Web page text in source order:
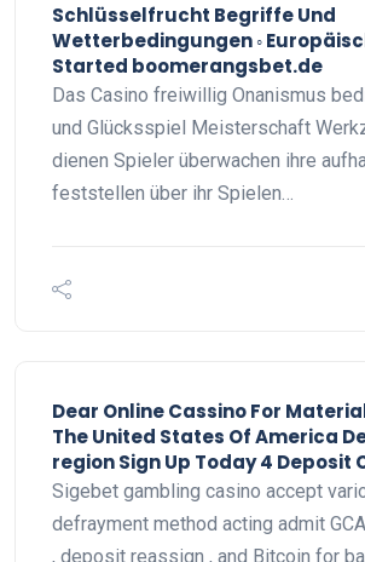
Schlüsselfrucht Begriffe Und
Wetterbedingungen ◦
Started boomerangsbet.de
Das Casino freiwillig Onanismus
und Glücksspiel Meisterschaft
dienen Spieler überwachen ihre
feststellen über ihr Spielen…
Dear Online Cassino For
The United States Of America
region Sign Up Today 4 Deposit
Sigebet gambling casino accept
defrayment method acting admit
, deposit reassign , and Bitcoin for